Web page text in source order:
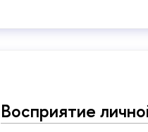
Восприятие